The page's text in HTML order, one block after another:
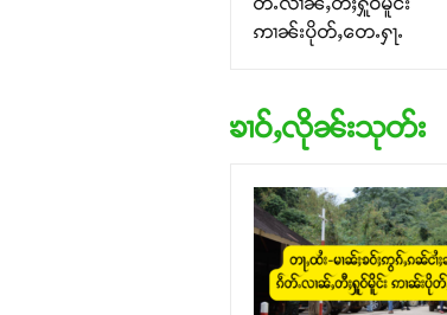
ဢၢၼ်းပိုတ်ႇတေႉႁႃႉ
ၶၢဝ်ႇလိုၼ်းသုတ်း